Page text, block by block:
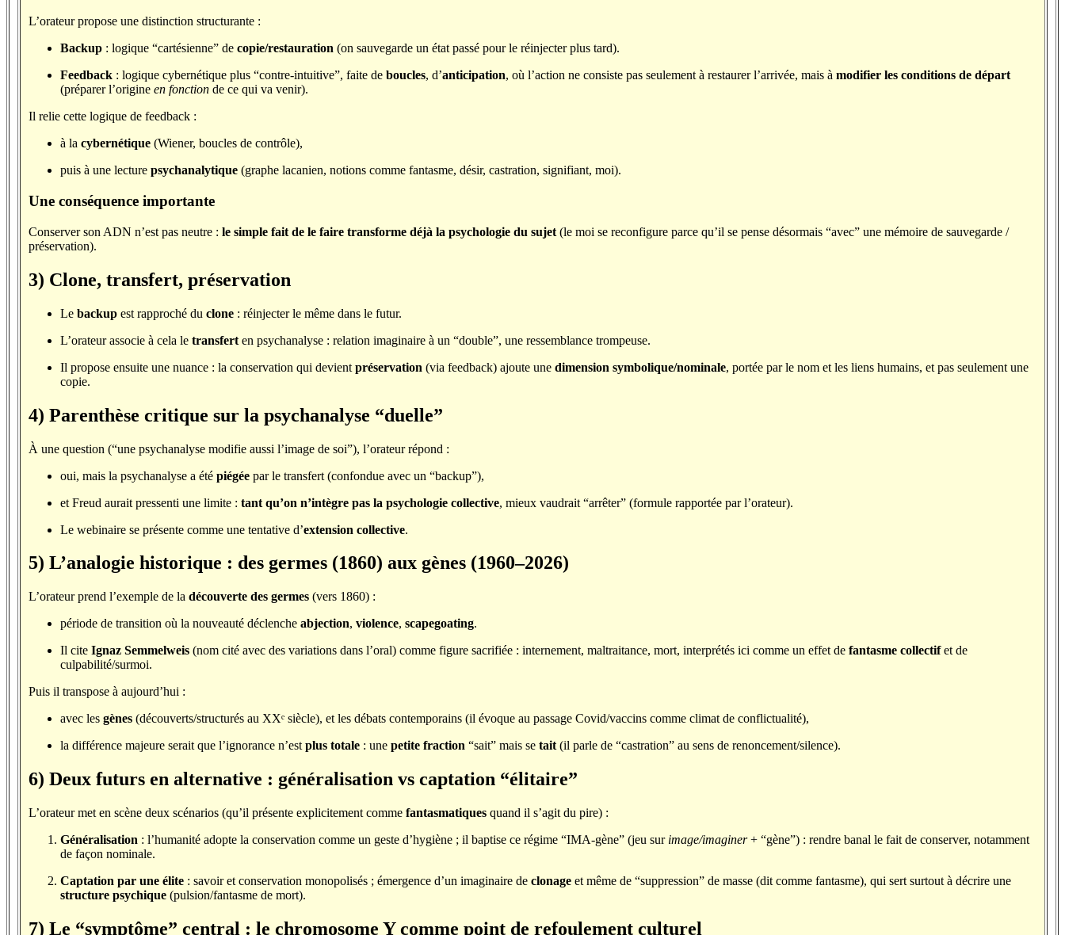
L’orateur propose une distinction structurante :
Backup : logique “cartésienne” de copie/restauration (on sauvegarde un état passé pour le réinjecter plus tard).
Feedback : logique cybernétique plus “contre-intuitive”, faite de boucles, d’anticipation, où l’action ne consiste pas seulement à restaurer l’arrivée, mais à modifier les conditions de départ
(préparer l’origine en fonction de ce qui va venir).
Il relie cette logique de feedback :
à la cybernétique (Wiener, boucles de contrôle),
puis à une lecture psychanalytique (graphe lacanien, notions comme fantasme, désir, castration, signifiant, moi).
Une conséquence importante
Conserver son ADN n’est pas neutre : le simple fait de le faire transforme déjà la psychologie du sujet (le moi se reconfigure parce qu’il se pense désormais “avec” une mémoire de sauvegarde /
préservation).
3) Clone, transfert, préservation
Le backup est rapproché du clone : réinjecter le même dans le futur.
L’orateur associe à cela le transfert en psychanalyse : relation imaginaire à un “double”, une ressemblance trompeuse.
Il propose ensuite une nuance : la conservation qui devient préservation (via feedback) ajoute une dimension symbolique/nominale, portée par le nom et les liens humains, et pas seulement une
copie.
4) Parenthèse critique sur la psychanalyse “duelle”
À une question (“une psychanalyse modifie aussi l’image de soi”), l’orateur répond :
oui, mais la psychanalyse a été piégée par le transfert (confondue avec un “backup”),
et Freud aurait pressenti une limite : tant qu’on n’intègre pas la psychologie collective, mieux vaudrait “arrêter” (formule rapportée par l’orateur).
Le webinaire se présente comme une tentative d’extension collective.
5) L’analogie historique : des germes (1860) aux gènes (1960–2026)
L’orateur prend l’exemple de la découverte des germes (vers 1860) :
période de transition où la nouveauté déclenche abjection, violence, scapegoating.
Il cite Ignaz Semmelweis (nom cité avec des variations dans l’oral) comme figure sacrifiée : internement, maltraitance, mort, interprétés ici comme un effet de fantasme collectifet de
culpabilité/surmoi.
Puis il transpose à aujourd’hui :
avec les gènes (découverts/structurés au XXᵉ siècle), et les débats contemporains (il évoque au passage Covid/vaccins comme climat de conflictualité),
la différence majeure serait que l’ignorance n’est plus totale : une petite fraction “sait” mais se tait (il parle de “castration” au sens de renoncement/silence).
6) Deux futurs en alternative : généralisation vs captation “élitaire”
L’orateur met en scène deux scénarios (qu’il présente explicitement comme fantasmatiques quand il s’agit du pire) :
Généralisation : l’humanité adopte la conservation comme un geste d’hygiène ; il baptise ce régime “IMA-gène” (jeu sur image/imaginer+ “gène”) : rendre banal le fait de conserver, notamment
de façon nominale.
Captation par une élite : savoir et conservation monopolisés ; émergence d’un imaginaire de clonage et même de “suppression” de masse (dit comme fantasme), qui sert surtout à décrire une
structure psychique (pulsion/fantasme de mort).
7) Le “symptôme” central : le chromosome Y comme point de refoulement culturel